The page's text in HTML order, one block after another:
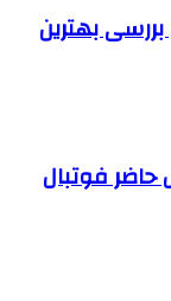
بهترین
۳۵ سال حال حاضر فوتبال